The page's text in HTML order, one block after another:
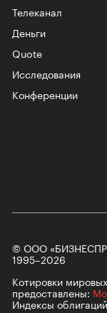
Телеканал
Деньги
Quote
Исследования
Конференции
© ООО
1995–2026
Котировки
предоставлены:
Индексы